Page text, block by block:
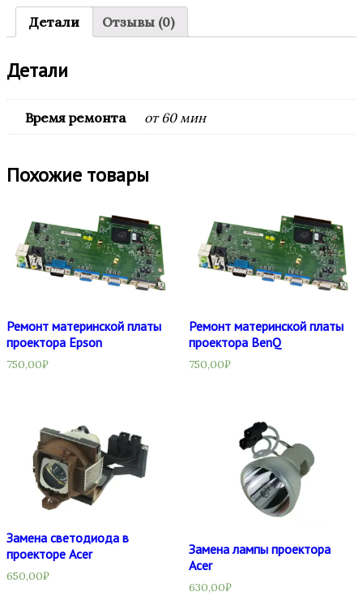
Детали Отзывы (0)
Детали
Время ремонта от 60 мин
Похожие товары
Ремонт материнской платы
проектора Epson
750,00₽
Ремонт материнской платы
проектора BenQ
750,00₽
Замена светодиода в
проекторе Acer
650,00₽
Замена лампы проектора
Acer
630,00₽